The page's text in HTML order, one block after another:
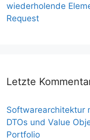
wiederholende
Request
Letzte
Softwarearchitektur
DTOs und Value
Portfolio